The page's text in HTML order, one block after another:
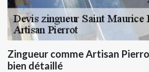
Zingueur comme Artisan
bien détaillé